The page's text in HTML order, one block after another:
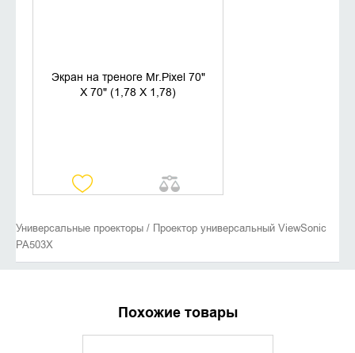
Экран на треноге Mr.Pixel 70"
X 70" (1,78 X 1,78)
Универсальные проекторы / Проектор универсальный ViewSonic
PA503X
Похожие товары